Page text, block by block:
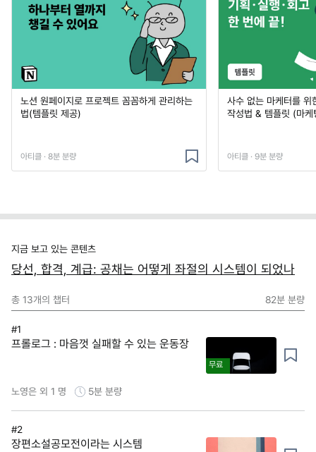
노션 원페이지로 프로젝트 꼼꼼하게 관리하는
법(템플릿 제공)
아티클 · 8분 분량
사수 없는 마케터를 위
작성법 & 템플릿 (마
아티클 · 9분 분량
지금 보고 있는 콘텐츠
당선, 합격, 계급: 공채는 어떻게 좌절의 시스템이 되었나
총 13개의 챕터 82분 분량
#1
프롤로그 : 마음껏 실패할 수 있는 운동장
무료
노영은 외 1 명 5분 분량
#2
장편소설공모전이라는 시스템